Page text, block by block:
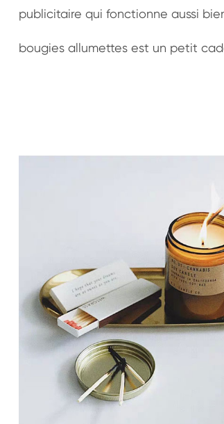
publicitaire qui fonctionne aussi
bougies allumettes est un petit